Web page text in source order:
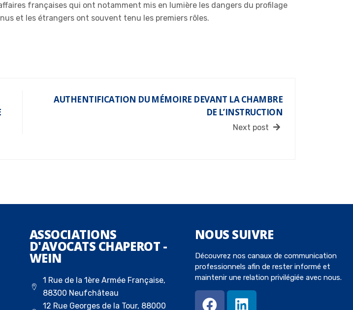
françaises qui ont notamment mis en lumière les dangers du profilage
et les étrangers ont souvent tenu les premiers rôles.
AUTHENTIFICATION DU MÉMOIRE DEVANT LA CHAMBRE
DE L’INSTRUCTION
Next post
ASSOCIATIONS
D'AVOCATS CHAPEROT -
WEIN
1 Rue de la 1ère Armée Française,
88300 Neufchâteau
12 Rue Georges de la Tour, 88000
NOUS SUIVRE
Découvrez nos canaux de communication
professionnels afin de rester informé et
maintenir une relation privilégiée avec nous.